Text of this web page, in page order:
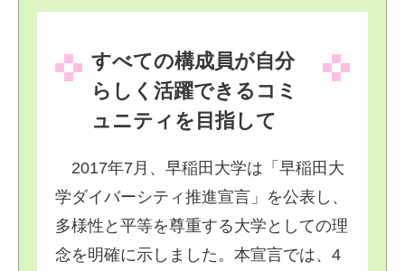
すべての構成員が自分
らしく活躍できるコミ
ュニティを目指して
2017年7月、早稲田大学は「早稲田大
学ダイバーシティ推進宣言」を公表し、
多様性と平等を尊重する大学としての理
念を明確に示しました。本宣言では、4